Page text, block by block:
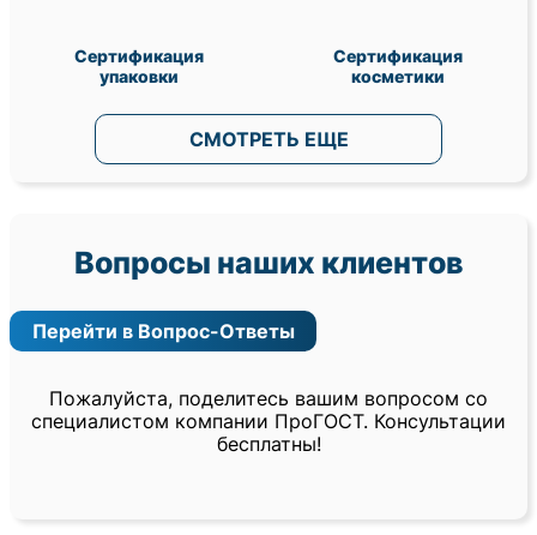
Сертификация
упаковки
Сертификация
косметики
СМОТРЕТЬ ЕЩЕ
Вопросы наших клиентов
Перейти в Вопрос-Ответы
Пожалуйста, поделитесь вашим вопросом со
специалистом компании ПроГОСТ. Консультации
бесплатны!